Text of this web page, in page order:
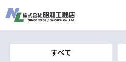
すべて